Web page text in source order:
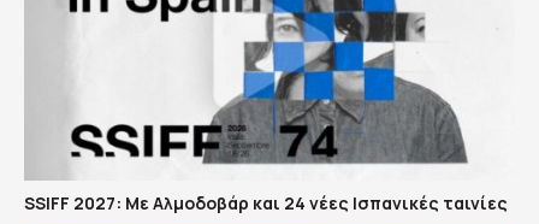
SSIFF 2027: Με Αλμοδοβάρ και 24 νέες Ισπανικές ταινίες